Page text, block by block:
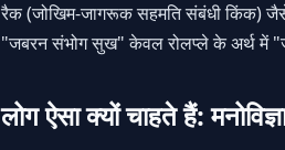
रैक (जोखिम-जागरूक सहमति संबंधी किंक)
"जबरन संभोग सुख" केवल रोलप्ले के अर्थ में
लोग ऐसा क्यों चाहते हैं: